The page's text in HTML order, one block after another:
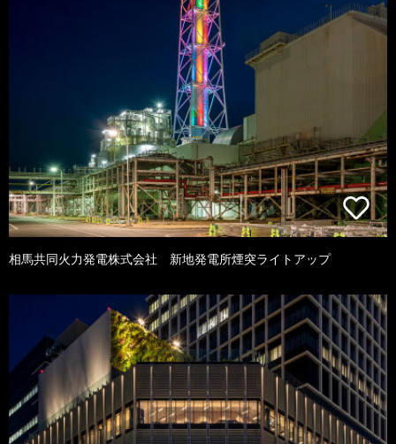
相馬共同火力発電株式会社 新地発電所煙突ライトアップ